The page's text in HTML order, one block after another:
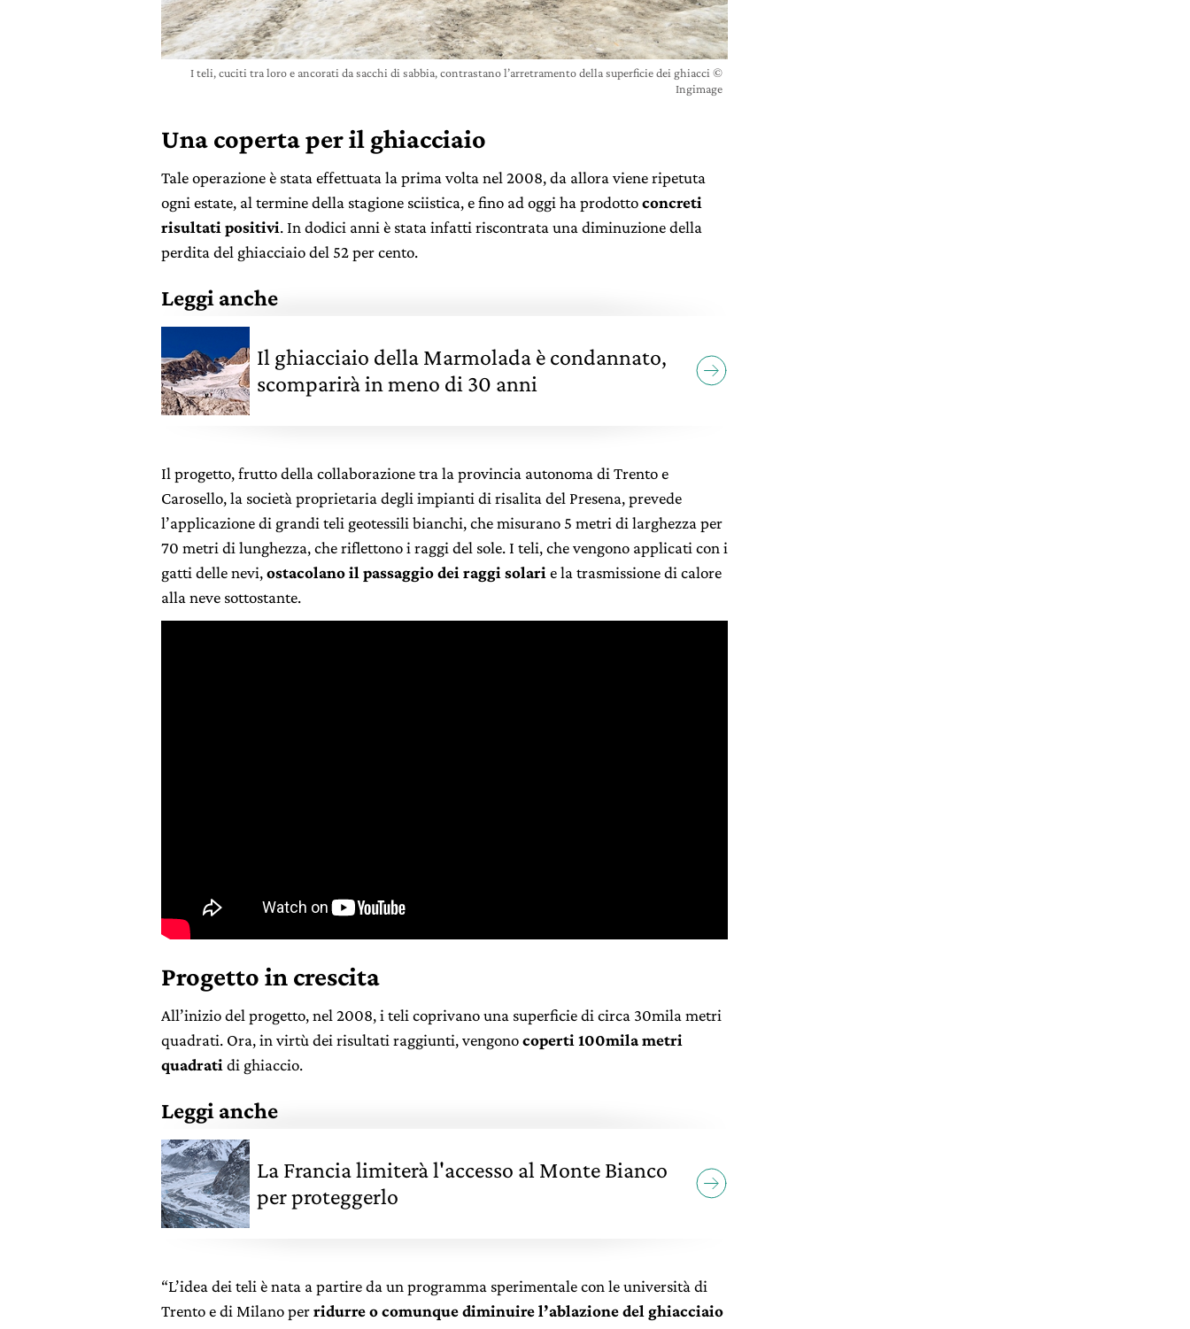
I teli, cuciti tra loro e ancorati da sacchi di sabbia, contrastano l’arretramento della superficie dei ghiacci ©
Ingimage
Una coperta per il ghiacciaio
Tale operazione è stata effettuata la prima volta nel 2008, da allora viene ripetuta
ogni estate, al termine della stagione sciistica, e fino ad oggi ha prodottoconcreti
risultati positivi. In dodici anni è stata infatti riscontrata una diminuzione della
perdita del ghiacciaio del 52 per cento.
Leggi anche
Il ghiacciaio della Marmolada è condannato,
scomparirà in meno di 30 anni
Il progetto, frutto della collaborazione tra la provincia autonoma di Trento e
Carosello, la società proprietaria degli impianti di risalita del Presena, prevede
l’applicazione di grandi teli geotessili bianchi, che misurano 5 metri di larghezza per
70 metri di lunghezza, che riflettono i raggi del sole. I teli, che vengono applicati con i
gatti delle nevi,ostacolano il passaggio dei raggi solari e la trasmissione di calore
alla neve sottostante.
Progetto in crescita
All’inizio del progetto, nel 2008, i teli coprivano una superficie di circa 30mila metri
quadrati. Ora, in virtù dei risultati raggiunti, vengonocoperti 100mila metri
quadrati di ghiaccio.
Leggi anche
La Francia limiterà l'accesso al Monte Bianco
per proteggerlo
“L’idea dei teli è nata a partire da un programma sperimentale con le università di
Trento e di Milano perridurre o comunque diminuire l’ablazione del ghiacciaio